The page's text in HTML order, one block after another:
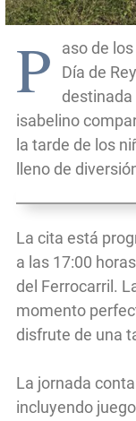
P
aso de
Día de
destinada
isabelino
la tarde de los
lleno de
La cita está
a las 17:00
del Ferrocarril.
momento
disfrute de una
La jornada
incluyendo